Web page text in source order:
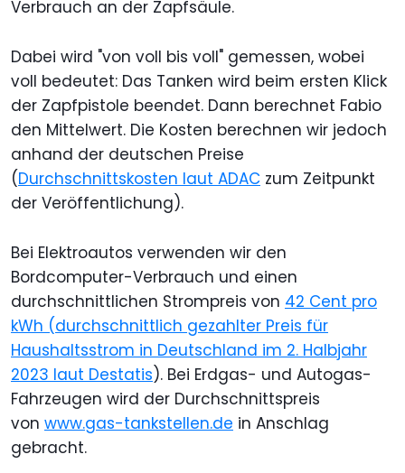
Verbrauch an der Zapfsäule.
Dabei wird "von voll bis voll" gemessen, wobei
voll bedeutet: Das Tanken wird beim ersten Klick
der Zapfpistole beendet. Dann berechnet Fabio
den Mittelwert. Die Kosten berechnen wir jedoch
anhand der deutschen Preise
(Durchschnittskosten laut ADAC zum Zeitpunkt
der Veröffentlichung).
Bei Elektroautos verwenden wir den
Bordcomputer-Verbrauch und einen
durchschnittlichen Strompreis von 42 Cent pro
kWh (durchschnittlich gezahlter Preis für
Haushaltsstrom in Deutschland im 2. Halbjahr
2023 laut Destatis). Bei Erdgas- und Autogas-
Fahrzeugen wird der Durchschnittspreis
von www.gas-tankstellen.de in Anschlag
gebracht.